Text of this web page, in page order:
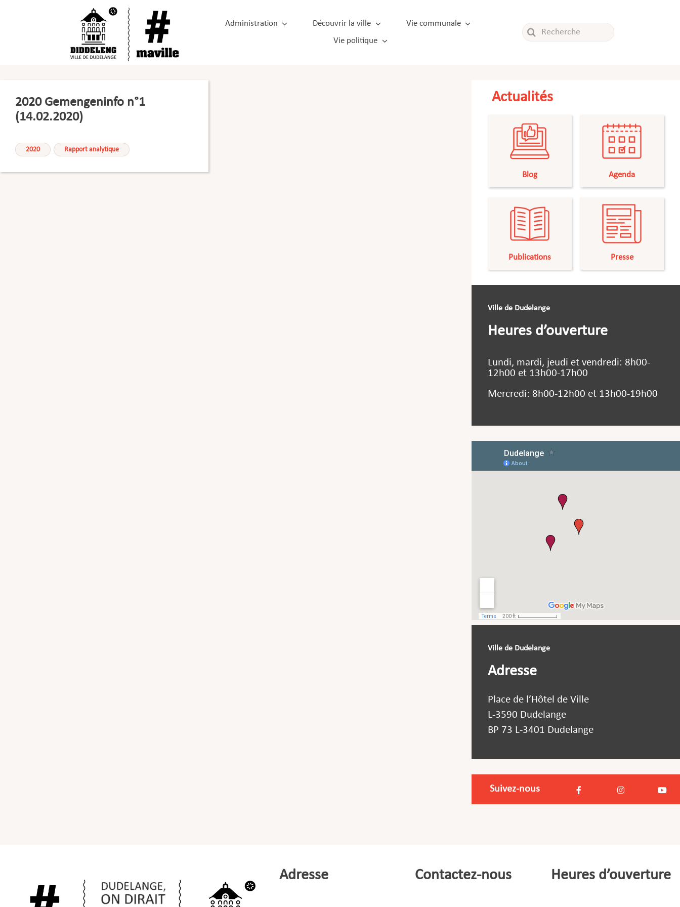
Administration Découvrir la ville
Vie communale
Vie politique
Rechercher:
2020 Gemengeninfo n°1
(14.02.2020)
2020 Rapport analytique
Actualités
Blog Agenda
Publications Presse
Ville de Dudelange
Heures d’ouverture
Lundi, mardi, jeudi et vendredi: 8h00-
12h00 et 13h00-17h00
Mercredi: 8h00-12h00 et 13h00-19h00
Ville de Dudelange
Adresse
Place de l’Hôtel de Ville
L-3590 Dudelange
BP 73 L-3401 Dudelange
Suivez-nous
Adresse Contactez-nous Heures d’ouverture